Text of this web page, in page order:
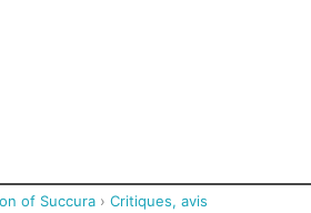
of Succura › Critiques, avis